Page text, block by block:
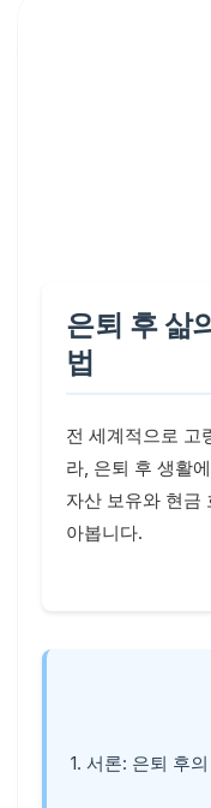
은퇴 후 삶
법
전 세계적으로 고
라, 은퇴 후 생활
자산 보유와 현금
아봅니다.
1. 서론: 은퇴 후